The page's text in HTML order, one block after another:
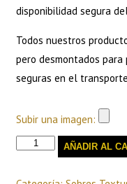
disponibilidad segura
Todos nuestros
pero desmontados para
seguras en el
Subir una imagen:
Sobres
texturizados-AÑADIR AL